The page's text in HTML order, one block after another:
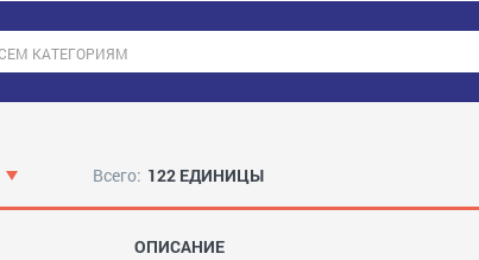
Всего: 122 ЕДИНИЦЫ
ОПИСАНИЕ